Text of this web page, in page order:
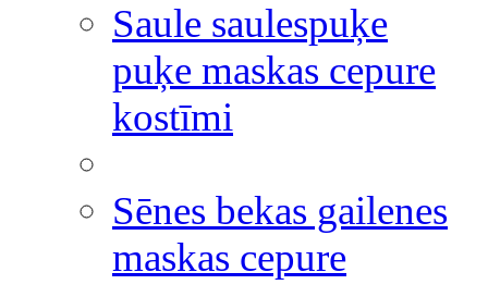
Saule saulespuķe
puķe maskas cepure
kostīmi
Sēnes bekas gailenes
maskas cepure